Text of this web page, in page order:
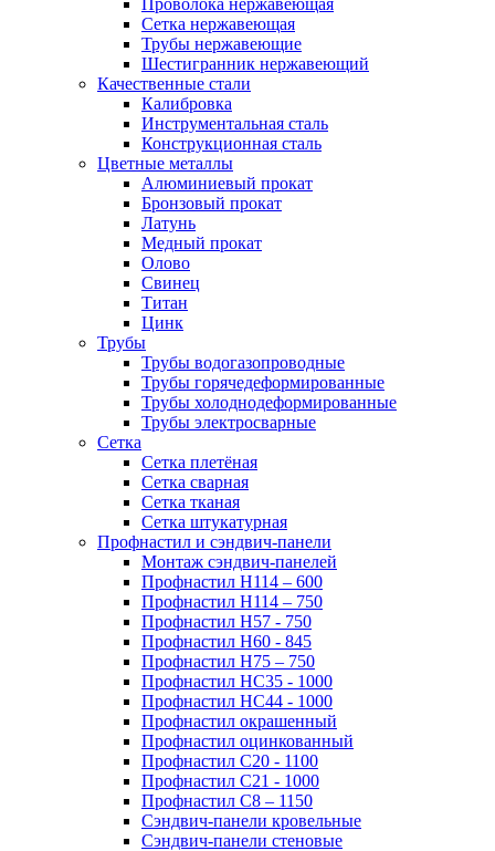
Проволока нержавеющая
Сетка нержавеющая
Трубы нержавеющие
Шестигранник нержавеющий
Качественные стали
Калибровка
Инструментальная сталь
Конструкционная сталь
Цветные металлы
Алюминиевый прокат
Бронзовый прокат
Латунь
Медный прокат
Олово
Свинец
Титан
Цинк
Трубы
Трубы водогазопроводные
Трубы горячедеформированные
Трубы холоднодеформированные
Трубы электросварные
Сетка
Сетка плетёная
Сетка сварная
Сетка тканая
Сетка штукатурная
Профнастил и сэндвич-панели
Монтаж сэндвич-панелей
Профнастил Н114 – 600
Профнастил Н114 – 750
Профнастил Н57 - 750
Профнастил Н60 - 845
Профнастил Н75 – 750
Профнастил НС35 - 1000
Профнастил НС44 - 1000
Профнастил окрашенный
Профнастил оцинкованный
Профнастил С20 - 1100
Профнастил С21 - 1000
Профнастил С8 – 1150
Сэндвич-панели кровельные
Сэндвич-панели стеновые